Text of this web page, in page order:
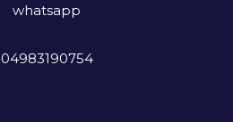
whatsapp
04983190754